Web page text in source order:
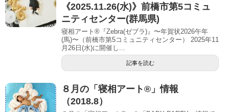
《2025.11.26(水)》前橋市第5コミュ
ニティセンター(群馬県)
寝相アート®『Zebra(ゼブラ)』〜年賀状2026午年
(馬)〜（前橋市第5コミュニティセンター） 2025年11
月26日(水)に開催し...
記事を読む
８月の「寝相アート®」情報
（2018.8）